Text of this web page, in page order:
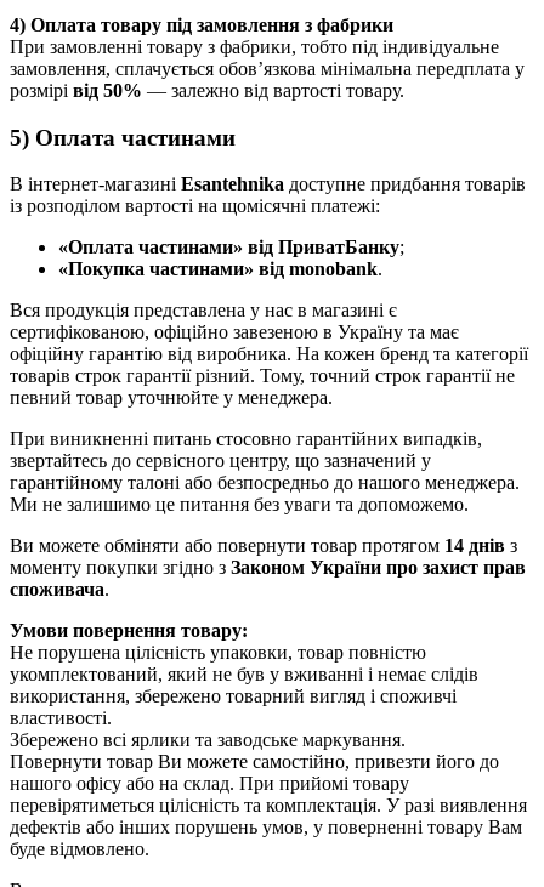
4) Оплата товару під замовлення з фабрики
При замовленні товару з фабрики, тобто під індивідуальне
замовлення, сплачується обов’язкова мінімальна передплата у
розмірі від 50% — залежно від вартості товару.
5) Оплата частинами
В інтернет-магазині Esantehnika доступне придбання товарів
із розподілом вартості на щомісячні платежі:
«Оплата частинами» від ПриватБанку;
«Покупка частинами» від monobank.
Вся продукція представлена у нас в магазині є
сертифікованою, офіційно завезеною в Україну та має
офіційну гарантію від виробника. На кожен бренд та категорії
товарів строк гарантії різний. Тому, точний строк гарантії не
певний товар уточнюйте у менеджера.
При виникненні питань стосовно гарантійних випадків,
звертайтесь до сервісного центру, що зазначений у
гарантійному талоні або безпосредньо до нашого менеджера.
Ми не залишимо це питання без уваги та допоможемо.
Ви можете обміняти або повернути товар протягом 14 днів з
моменту покупки згідно з Законом України про захист прав
споживача.
Умови повернення товару:
Не порушена цілісність упаковки, товар повністю
укомплектований, який не був у вживанні і немає слідів
використання, збережено товарний вигляд і споживчі
властивості.
Збережено всі ярлики та заводське маркування.
Повернути товар Ви можете самостійно, привезти його до
нашого офісу або на склад. При прийомі товару
перевірятиметься цілісність та комплектація. У разі виявлення
дефектів або інших порушень умов, у поверненні товару Вам
буде відмовлено.